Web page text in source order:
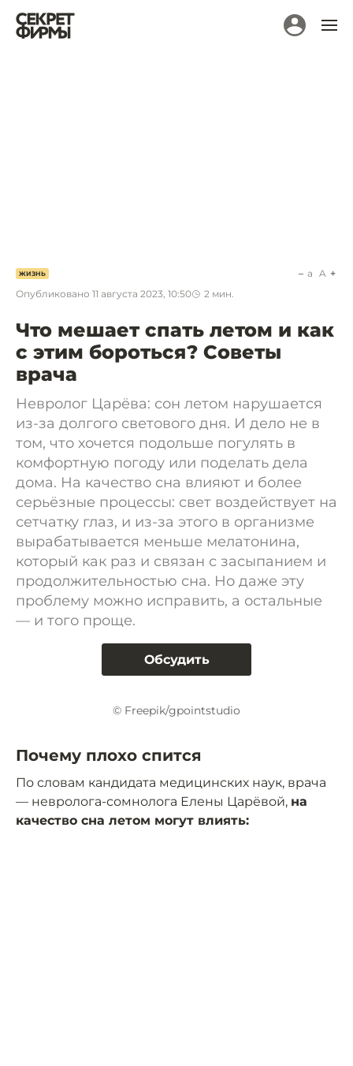
ЖИЗНЬ
Опубликовано 11 августа 2023, 10:50 2 мин.
a A
Что мешает спать летом и как
с этим бороться? Советы
врача
Невролог Царёва: сон летом нарушается
из-за долгого светового дня. И дело не в
том, что хочется подольше погулять в
комфортную погоду или поделать дела
дома. На качество сна влияют и более
серьёзные процессы: свет воздействует на
сетчатку глаз, и из-за этого в организме
вырабатывается меньше мелатонина,
который как раз и связан с засыпанием и
продолжительностью сна. Но даже эту
проблему можно исправить, а остальные
— и того проще.
Обсудить
© Freepik/gpointstudio
Почему плохо спится
По словам кандидата медицинских наук, врача
— невролога-сомнолога Елены Царёвой, на
качество сна летом могут влиять: